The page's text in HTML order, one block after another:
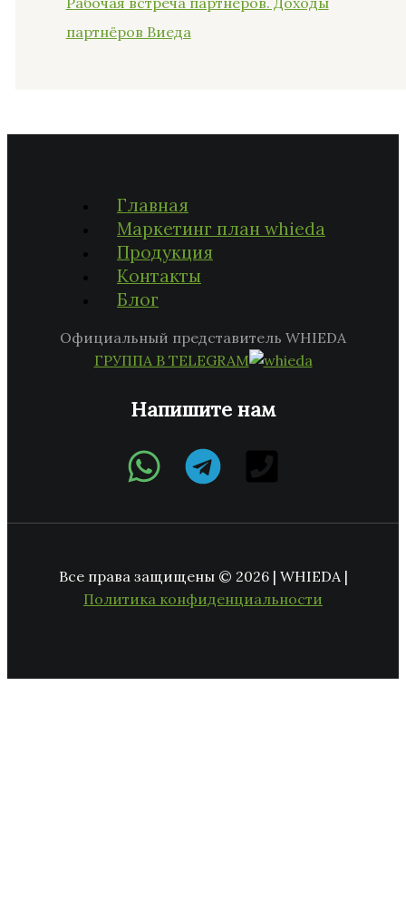
партнёров Виеда
Главная
Маркетинг план whieda
Продукция
Контакты
Блог
Официальный представитель WHIEDA
ГРУППА В TELEGRAM
Напишите нам
Все права защищены © 2026 | WHIEDA |
Политика конфиденциальности